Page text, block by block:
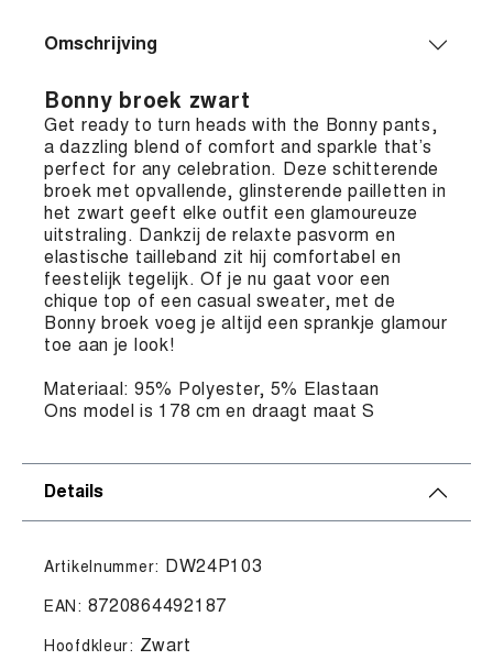
Omschrijving
Bonny broek zwart
Get ready to turn heads with the Bonny pants,
a dazzling blend of comfort and sparkle that’s
perfect for any celebration. Deze schitterende
broek met opvallende, glinsterende pailletten in
het zwart geeft elke outfit een glamoureuze
uitstraling. Dankzij de relaxte pasvorm en
elastische tailleband zit hij comfortabel en
feestelijk tegelijk. Of je nu gaat voor een
chique top of een casual sweater, met de
Bonny broek voeg je altijd een sprankje glamour
toe aan je look!
Materiaal: 95% Polyester, 5% Elastaan
Ons model is 178 cm en draagt maat S
Details
Artikelnummer: DW24P103
EAN: 8720864492187
Hoofdkleur: Zwart